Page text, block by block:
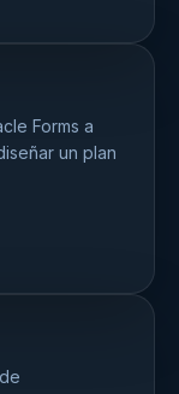
Forms a
un plan